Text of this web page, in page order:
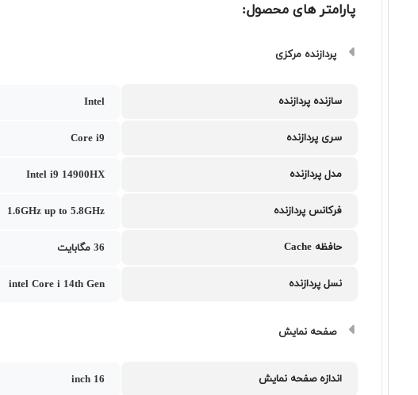
پارامتر های محصول:
پردازنده مرکزی
سازنده پردازنده Intel
سری پردازنده Core i9
مدل پردازنده Intel i9 14900HX
فرکانس پردازنده 1.6GHz up to 5.8GHz
حافظه Cache 36 مگابایت
نسل پردازنده intel Core i 14th Gen
صفحه نمایش
اندازه صفحه نمایش 16 inch